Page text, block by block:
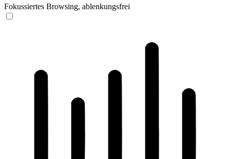
Fokussiertes Browsing, ablenkungsfrei